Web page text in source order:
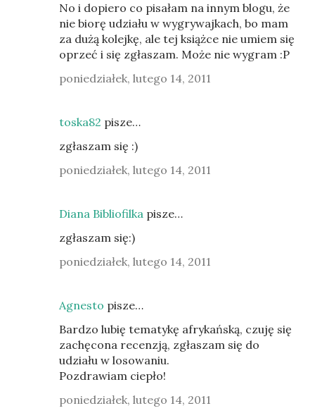
No i dopiero co pisałam na innym blogu, że
nie biorę udziału w wygrywajkach, bo mam
za dużą kolejkę, ale tej książce nie umiem się
oprzeć i się zgłaszam. Może nie wygram :P
poniedziałek, lutego 14, 2011
toska82 pisze…
zgłaszam się :)
poniedziałek, lutego 14, 2011
Diana Bibliofilka pisze…
zgłaszam się:)
poniedziałek, lutego 14, 2011
Agnesto pisze…
Bardzo lubię tematykę afrykańską, czuję się
zachęcona recenzją, zgłaszam się do
udziału w losowaniu.
Pozdrawiam ciepło!
poniedziałek, lutego 14, 2011